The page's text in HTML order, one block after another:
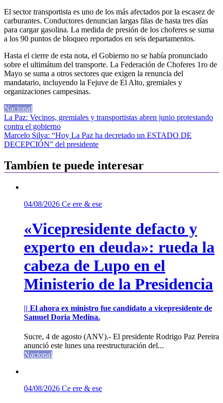
El sector transportista es uno de los más afectados por la escasez de
carburantes. Conductores denuncian largas filas de hasta tres días
para cargar gasolina. La medida de presión de los choferes se suma
a los 90 puntos de bloqueo reportados en seis departamentos.
Hasta el cierre de esta nota, el Gobierno no se había pronunciado
sobre el ultimátum del transporte. La Federación de Choferes 1ro de
Mayo se suma a otros sectores que exigen la renuncia del
mandatario, incluyendo la Fejuve de El Alto, gremiales y
organizaciones campesinas.
Nacional
Navegación
de
entradas
La Paz: Vecinos, gremiales y transportistas abren junio protestando
contra el gobierno
Marcelo Silva: “Hoy La Paz ha decretado un ESTADO DE
DECEPCIÓN” del presidente
Tambíen te puede interesar
04/08/2026 Ce ere & ese
«Vicepresidente defacto y
experto en deuda»: rueda la
cabeza de Lupo en el
Ministerio de la Presidencia
|| El ahora ex ministro fue candidato a vicepresidente de
Samuel Doria Medina.
Sucre, 4 de agosto (ANV).- El presidente Rodrigo Paz Pereira
anunció este lunes una reestructuración del...
Nacional
04/08/2026 Ce ere & ese